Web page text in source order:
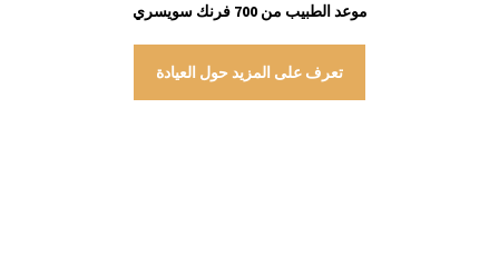
موعد الطبيب من 700 فرنك سويسري
تعرف على المزيد حول العيادة